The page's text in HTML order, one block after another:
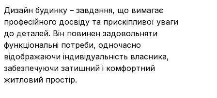
Дизайн будинку – завдання, що вимагає
професійного досвіду та прискіпливої ​​уваги
до деталей. Він повинен задовольняти
функціональні потреби, одночасно
відображаючи індивідуальність власника,
забезпечуючи затишний і комфортний
житловий простір.